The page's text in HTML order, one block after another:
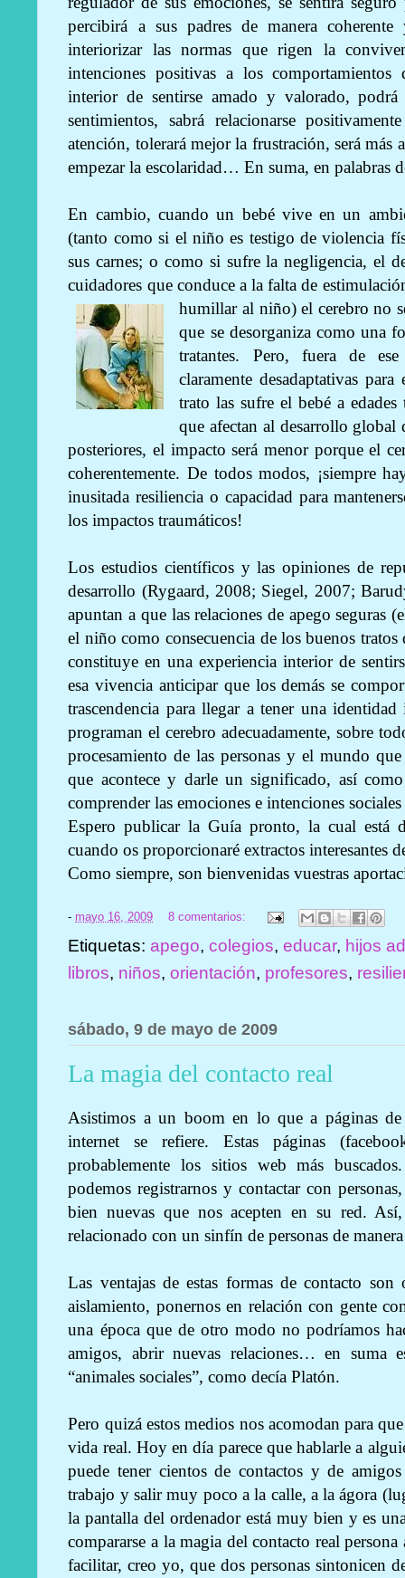
percibirá a sus padres de manera
interiorizar las normas que rigen la
intenciones positivas a los
interior de sentirse amado y valorado,
sentimientos, sabrá relacionarse
atención, tolerará mejor la frustración, será más
empezar la escolaridad… En suma, en palabras
En cambio, cuando un bebé vive en un
(tanto como si el niño es testigo de violencia
sus carnes; o como si sufre la negligencia, el
cuidadores que conduce a la falta de
humillar al niño) el cerebro no
que se desorganiza como una
tratantes. Pero, fuera de ese
claramente desadaptativas
trato las sufre el bebé a
que afectan al desarrollo
posteriores, el impacto será menor porque el
coherentemente. De todos modos, ¡siempre
inusitada resiliencia o capacidad para
los impactos traumáticos!
Los estudios científicos y las opiniones de
desarrollo (Rygaard, 2008; Siegel, 2007;
apuntan a que las relaciones de apego seguras
el niño como consecuencia de los buenos
constituye en una experiencia interior de
esa vivencia anticipar que los demás se
trascendencia para llegar a tener una
programan el cerebro adecuadamente, sobre
procesamiento de las personas y el mundo
que acontece y darle un significado, así
comprender las emociones e intenciones
Espero publicar la Guía pronto, la cual está
cuando os proporcionaré extractos interesantes
Como siempre, son bienvenidas vuestras
- mayo 16, 2009 8 comentarios:
Etiquetas:apego,colegios,educar, hijos
libros, niños,orientación, profesores,
sábado, 9 de mayo de 2009
La magia del contacto real
Asistimos a un boom en lo que a páginas de
internet se refiere. Estas páginas
probablemente los sitios web más
podemos registrarnos y contactar con
bien nuevas que nos acepten en su red.
relacionado con un sinfín de personas de
Las ventajas de estas formas de contacto
aislamiento, ponernos en relación con gente
una época que de otro modo no podríamos
amigos, abrir nuevas relaciones… en suma
“animales sociales”, como decía Platón.
Pero quizá estos medios nos acomodan para
vida real. Hoy en día parece que hablarle a
puede tener cientos de contactos y de
trabajo y salir muy poco a la calle, a la ágora
la pantalla del ordenador está muy bien y es
compararse a la magia del contacto real
facilitar, creo yo, que dos personas sintonicen